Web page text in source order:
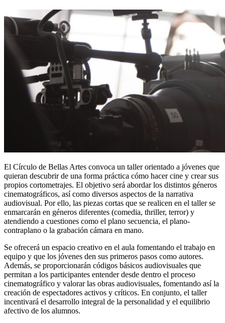
El Círculo de Bellas Artes convoca un taller orientado a jóvenes que
quieran descubrir de una forma práctica cómo hacer cine y crear sus
propios cortometrajes. El objetivo será abordar los distintos géneros
cinematográficos, así como diversos aspectos de la narrativa
audiovisual. Por ello, las piezas cortas que se realicen en el taller se
enmarcarán en géneros diferentes (comedia, thriller, terror) y
atendiendo a cuestiones como el plano secuencia, el plano-
contraplano o la grabación cámara en mano.
Se ofrecerá un espacio creativo en el aula fomentando el trabajo en
equipo y que los jóvenes den sus primeros pasos como autores.
Además, se proporcionarán códigos básicos audiovisuales que
permitan a los participantes entender desde dentro el proceso
cinematográfico y valorar las obras audiovisuales, fomentando así la
creación de espectadores activos y críticos. En conjunto, el taller
incentivará el desarrollo integral de la personalidad y el equilibrio
afectivo de los alumnos.